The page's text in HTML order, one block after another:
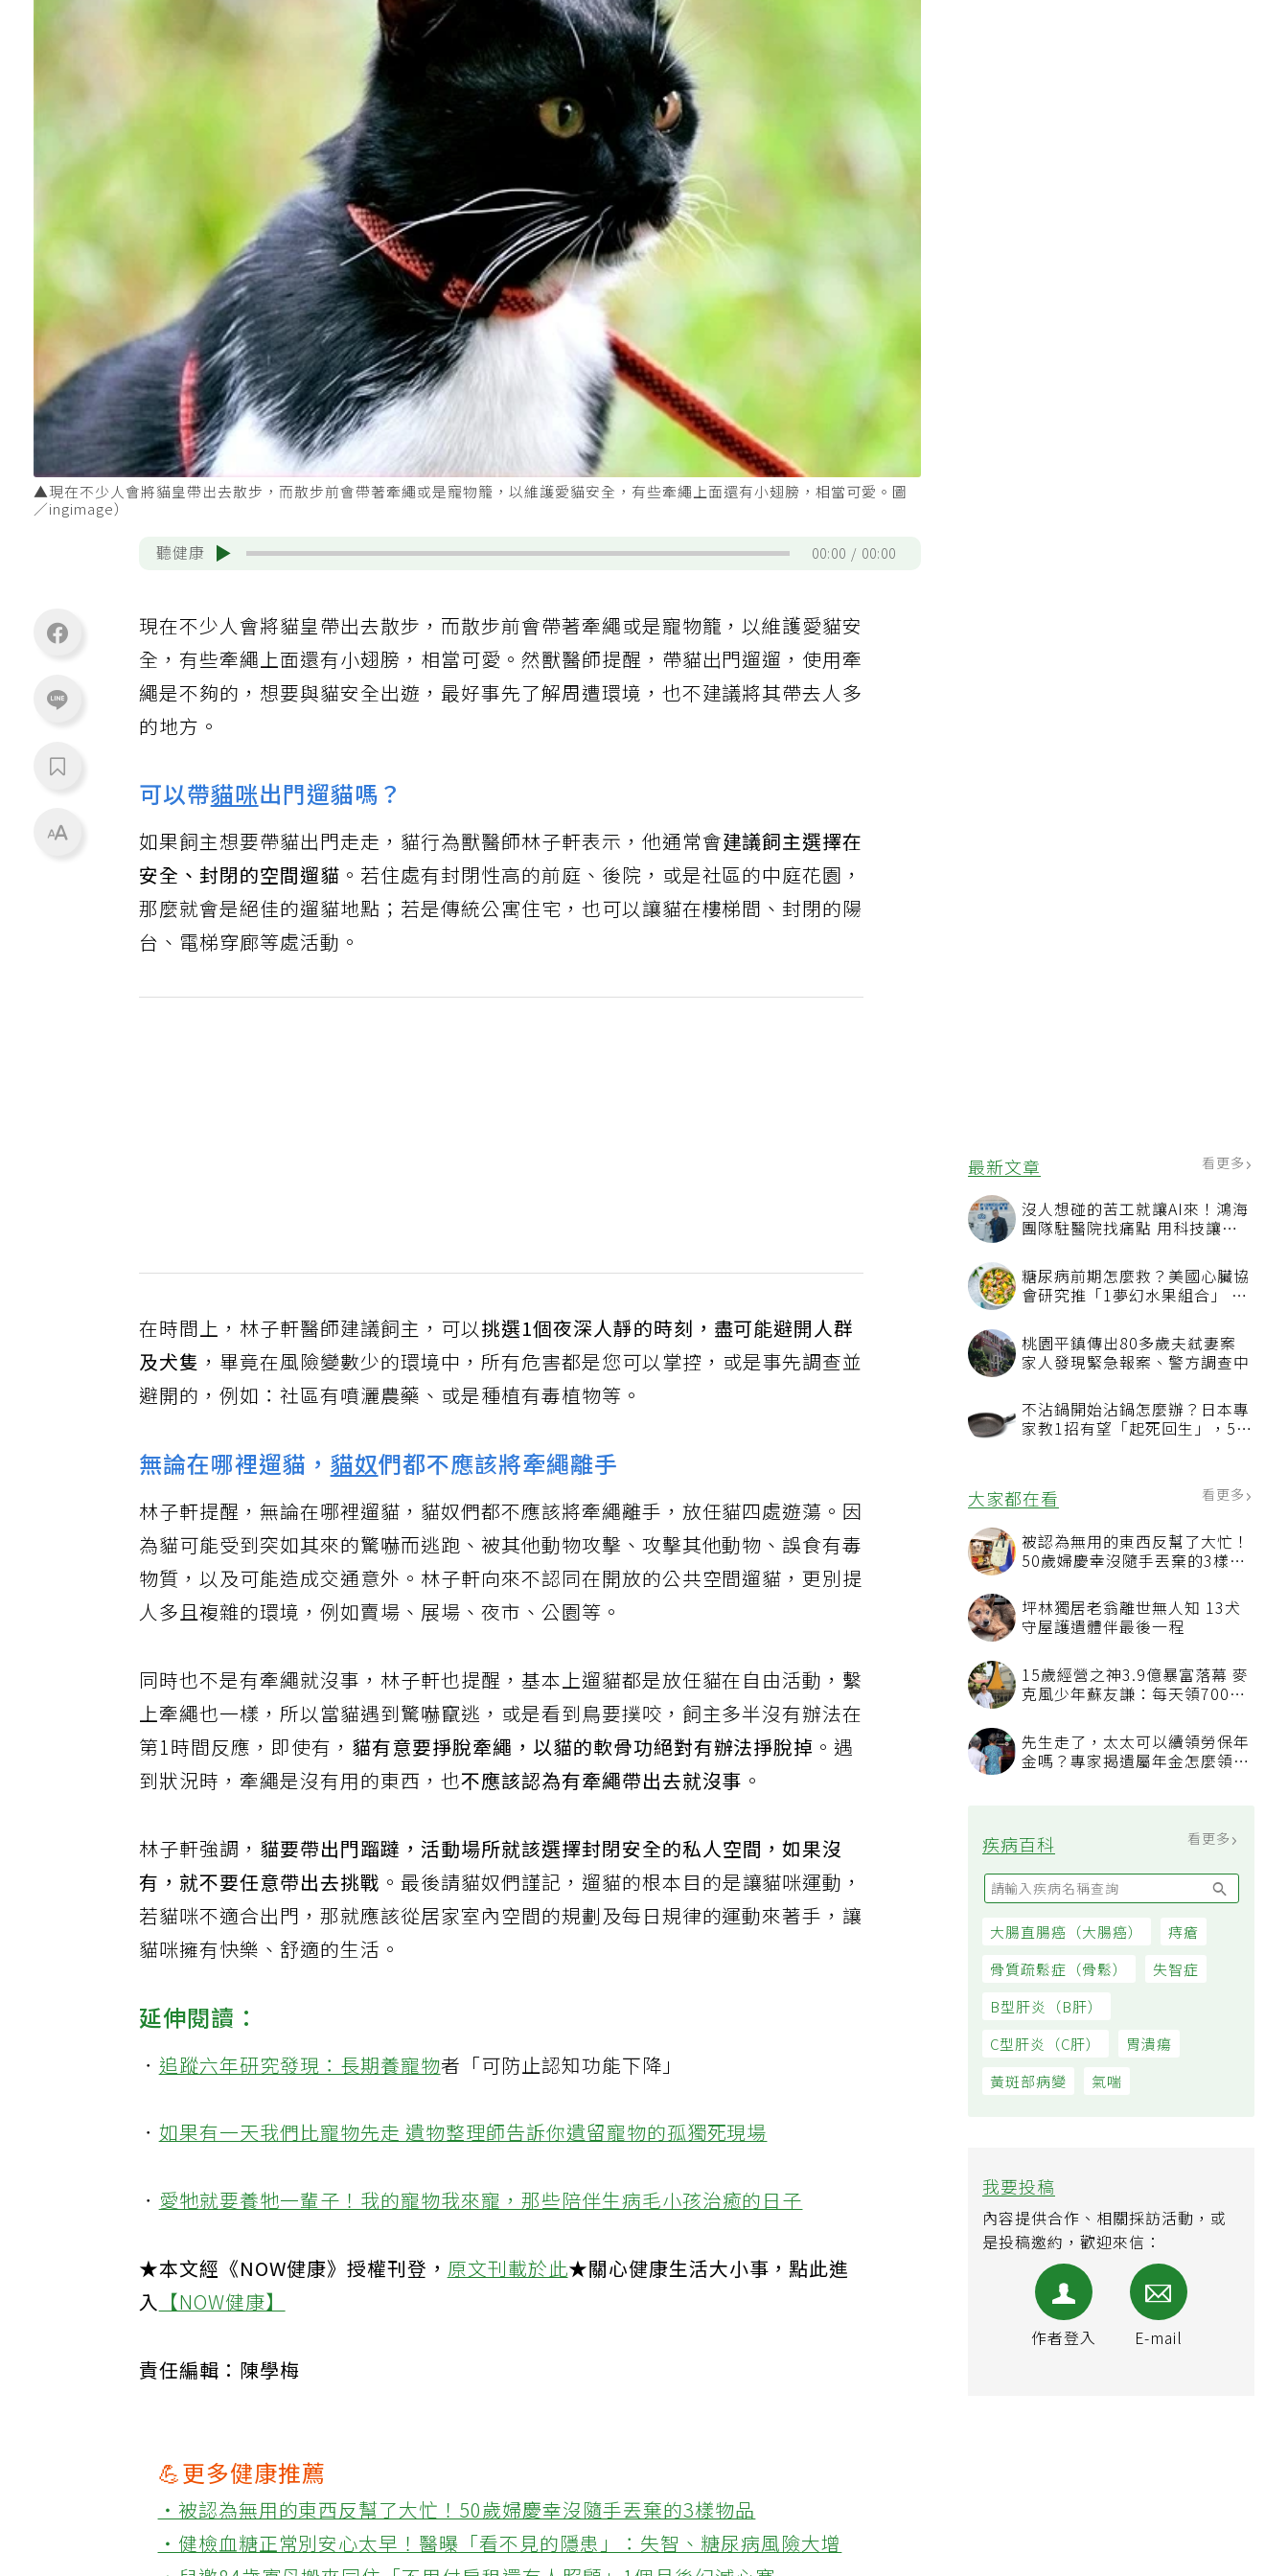
最新文章 看更多
沒人想碰的苦工就讓AI來！鴻海
團隊駐醫院找痛點 用科技讓醫
糖尿病前期怎麼救？美國心臟協
會研究推「1夢幻水果組合」 酪
桃園平鎮傳出80多歲夫弒妻案
家人發現緊急報案、警方調查中
不沾鍋開始沾鍋怎麼辦？日本專
家教1招有望「起死回生」，5情
大家都在看 看更多
被認為無用的東西反幫了大忙！
50歲婦慶幸沒隨手丟棄的3樣物
坪林獨居老翁離世無人知 13犬
守屋護遺體伴最後一程
15歲經營之神3.9億暴富落幕 麥
克風少年蘇友謙：每天領700元
先生走了，太太可以續領勞保年
金嗎？專家揭遺屬年金怎麼領，
疾病百科
大腸直腸癌（大腸癌） 痔瘡
骨質疏鬆症（骨鬆） 失智症
B型肝炎（B肝）
C型肝炎（C肝）
黃斑部病變
我要投稿
內容提供合作、相關採訪活動，或
是投稿邀約，歡迎來信：
▲現在不少人會將貓皇帶出去散步，而散步前會帶著牽繩或是寵物籠，以維護愛貓安全，有些牽繩上面還有小翅膀，相當可愛。圖
／ingimage）
聽健康 00:00 00:00
現在不少人會將貓皇帶出去散步，而散步前會帶著牽繩或是寵物籠，以維護愛貓安
全，有些牽繩上面還有小翅膀，相當可愛。然獸醫師提醒，帶貓出門遛遛，使用牽
繩是不夠的，想要與貓安全出遊，最好事先了解周遭環境，也不建議將其帶去人多
的地方。
可以帶貓咪出門遛貓嗎？
如果飼主想要帶貓出門走走，貓行為獸醫師林子軒表示，他通常會建議飼主選擇在
安全、封閉的空間遛貓 。若住處有封閉性高的前庭、後院，或是社區的中庭花園，
那麼就會是絕佳的遛貓地點；若是傳統公寓住宅，也可以讓貓在樓梯間、封閉的陽
台、電梯穿廊等處活動。
在時間上，林子軒醫師建議飼主，可以挑選1個夜深人靜的時刻，盡可能避開人群
及犬隻 ，畢竟在風險變數少的環境中，所有危害都是您可以掌控，或是事先調查並
避開的，例如：社區有噴灑農藥、或是種植有毒植物等。
無論在哪裡遛貓，貓奴們都不應該將牽繩離手
林子軒提醒，無論在哪裡遛貓，貓奴們都不應該將牽繩離手，放任貓四處遊蕩。因
為貓可能受到突如其來的驚嚇而逃跑、被其他動物攻擊、攻擊其他動物、誤食有毒
物質，以及可能造成交通意外。林子軒向來不認同在開放的公共空間遛貓，更別提
人多且複雜的環境，例如賣場、展場、夜市、公園等。
同時也不是有牽繩就沒事，林子軒也提醒，基本上遛貓都是放任貓在自由活動，繫
上牽繩也一樣，所以當貓遇到驚嚇竄逃，或是看到鳥要撲咬，飼主多半沒有辦法在
第1時間反應，即使有，貓有意要掙脫牽繩，以貓的軟骨功絕對有辦法掙脫掉 。遇
到狀況時，牽繩是沒有用的東西，也不應該認為有牽繩帶出去就沒事
林子軒強調， 貓要帶出門蹓躂，活動場所就該選擇封閉安全的私人空間，如果沒
有，就不要任意帶出去挑戰
。最後請貓奴們謹記，遛貓的根本目的是讓貓咪運動，
若貓咪不適合出門，那就應該從居家室內空間的規劃及每日規律的運動來著手，讓
貓咪擁有快樂、舒適的生活。
延伸閱讀：
．追蹤六年研究發現：長期養寵物者「可防止認知功能下降」
．如果有一天我們比寵物先走 遺物整理師告訴你遺留寵物的孤獨死現場
．愛牠就要養牠一輩子！我的寵物我來寵，那些陪伴生病毛小孩治癒的日子
★本文經《NOW健康》授權刊登，原文刊載於此★關心健康生活大小事，點此進
入【NOW健康】
責任編輯：陳學梅
💪更多健康推薦
‧被認為無用的東西反幫了大忙！50歲婦慶幸沒隨手丟棄的3樣物品
‧健檢血糖正常別安心太早！醫曝「看不見的隱患」：失智、糖尿病風險大增